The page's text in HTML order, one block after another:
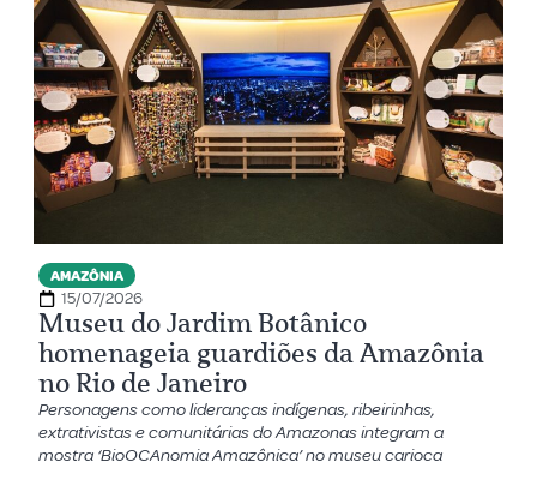
AMAZÔNIA
15/07/2026
Museu do Jardim Botânico
homenageia guardiões da Amazônia
no Rio de Janeiro
Personagens como lideranças indígenas, ribeirinhas,
extrativistas e comunitárias do Amazonas integram a
mostra ‘BioOCAnomia Amazônica’ no museu carioca